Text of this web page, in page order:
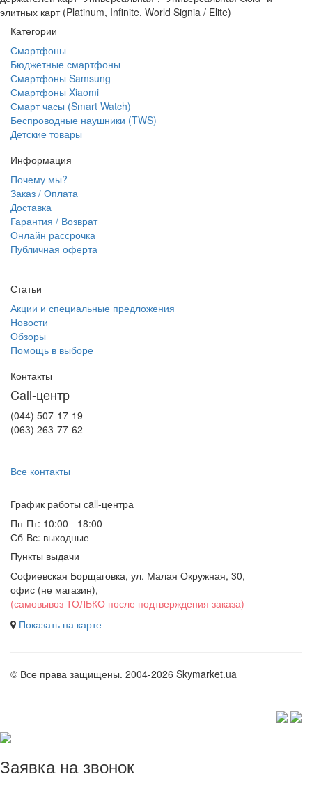
элитных карт (Platinum, Infinite, World Signia / Elite)
Категории
Смартфоны
Бюджетные смартфоны
Смартфоны Samsung
Смартфоны Xiaomi
Смарт часы (Smart Watch)
Беспроводные наушники (TWS)
Детские товары
Информация
Почему мы?
Заказ / Оплата
Доставка
Гарантия / Возврат
Онлайн рассрочка
Публичная оферта
Статьи
Акции и специальные предложения
Новости
Обзоры
Помощь в выборе
Контакты
Call-центр
(044) 507-17-19
(063) 263-77-62
Все контакты
График работы сall-центра
Пн-Пт: 10:00 - 18:00
Сб-Вс: выходные
Пункты выдачи
Софиевская Борщаговка, ул. Малая Окружная, 30,
офис (не магазин),
(самовывоз ТОЛЬКО после подтверждения заказа)
Показать на карте
© Все права защищены. 2004-2026 Skymarket.ua
Заявка на звонок